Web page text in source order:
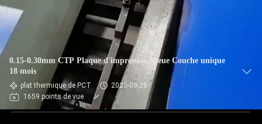
0.15-0.30mm CTP Plaque d'impression bleue Couche unique
18 mois
plat thermique de PCT
2025-09-28
1659 points de vue